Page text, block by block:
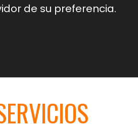
de su preferencia.